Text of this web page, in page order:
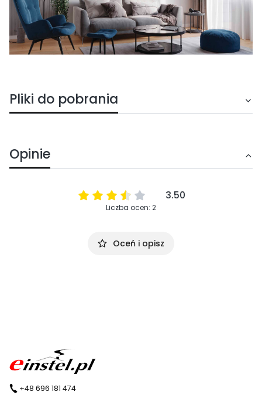
Pliki do pobrania
Opinie
3.50
Liczba ocen: 2
Oceń i opisz
+48 696 181 474